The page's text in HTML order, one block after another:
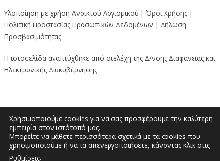
Υλοποίηση με χρήση Ανοικτού Λογισμικού | Όροι Χρήσης |
Πολιτική Προστασίας Προσωπικών Δεδομένων | Δήλωση
Προσβασιμότητας
Η ιστοσελίδα αναπτύχθηκε από στελέχη της Δ/νσης Διαφάνειας και
Ηλεκτρονικής Διακυβέρνησης
Διοικητήριο “Κώστας Ταλιαδούρης” |
Τηλέφωνο: 2462353333, 2462353370 | E-
Χρησιμοποιούμε cookies για να σας προσφέρουμε την καλύτερη
εμπειρία στον ιστότοπό μας.
Μπορείτε να μάθετε περισσότερα σχετικά με τα cookies που
χρησιμοποιούμε ή να τα απενεργοποιήσετε, κάνοντας κλικ στις
Ρυθμίσεις.